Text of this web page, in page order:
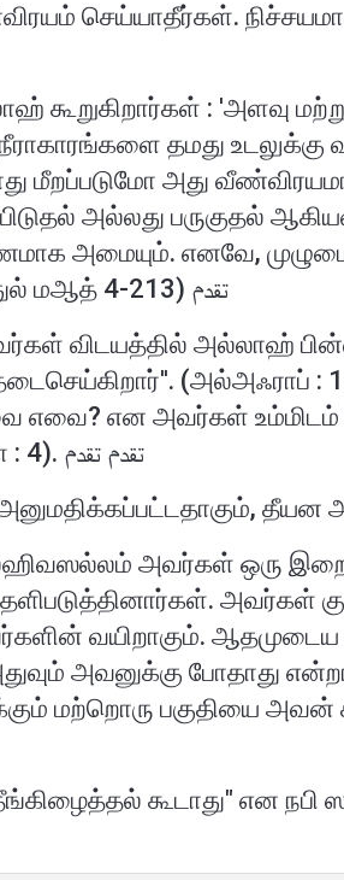
செய்யாதீர்கள்.
கூறுகிறார்கள் : 'அளவு
தமது
மீறப்படுமோ அது
அல்லது பருகுதல்
அமையும். எனவே,
வார்த்தைகளில் உள்ளது'. (ஸாதுல் மஆத் 4-213) تقدم
விடயத்தில் அல்லாஹ்
(அல்அஃராப் :
எவை? என அவர்கள்
எனக் கூறுவீராக". (அல் மாஇதா : 4). تقدم تقدم
தீயன
அவர்கள் ஒரு
அவர்கள்
வயிறாகும்.
அவனுக்கு போதாது
மற்றொரு பகுதியை அவன்
கூடாது" என